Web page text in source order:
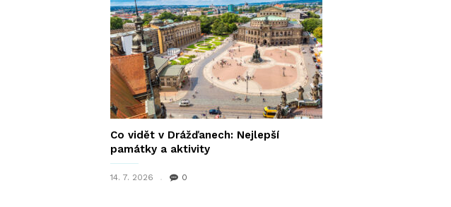
Co vidět v Drážďanech: Nejlepší
památky a aktivity
14. 7. 2026 0